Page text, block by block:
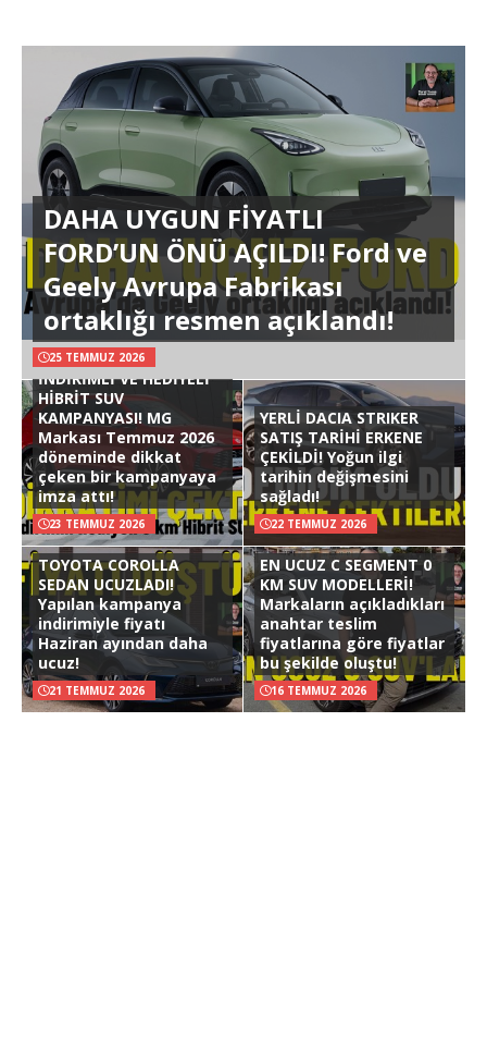
DAHA UYGUN FİYATLI
FORD’UN ÖNÜ AÇILDI! Ford ve
Geely Avrupa Fabrikası
ortaklığı resmen açıklandı!
25 TEMMUZ 2026
İNDİRİMLİ VE HEDİYELİ
HİBRİT SUV
KAMPANYASI! MG
Markası Temmuz 2026
döneminde dikkat
çeken bir kampanyaya
imza attı!
23 TEMMUZ 2026
YERLİ DACIA STRIKER
SATIŞ TARİHİ ERKENE
ÇEKİLDİ! Yoğun ilgi
tarihin değişmesini
sağladı!
22 TEMMUZ 2026
TOYOTA COROLLA
SEDAN UCUZLADI!
Yapılan kampanya
indirimiyle fiyatı
Haziran ayından daha
ucuz!
21 TEMMUZ 2026
EN UCUZ C SEGMENT 0
KM SUV MODELLERİ!
Markaların açıkladıkları
anahtar teslim
fiyatlarına göre fiyatlar
bu şekilde oluştu!
16 TEMMUZ 2026